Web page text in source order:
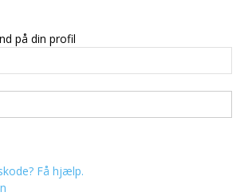
på din profil
Få hjælp.